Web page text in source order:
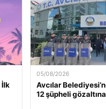
İlk
05/08/2026
Avcılar
12 şüpheli gözaltına